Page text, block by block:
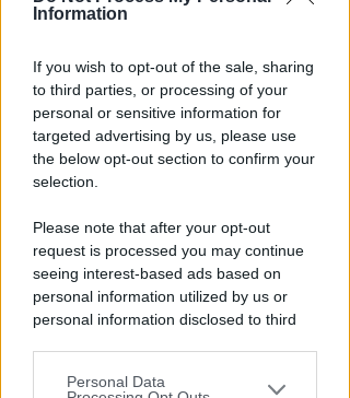
Information
If you wish to opt-out of the sale, sharing
to third parties, or processing of your
personal or sensitive information for
targeted advertising by us, please use
the below opt-out section to confirm your
selection.
Please note that after your opt-out
request is processed you may continue
seeing interest-based ads based on
personal information utilized by us or
personal information disclosed to third
You may separately opt-out of the further
Personal Data
Ballo abusivo e feste a
Chiude per 7 giorni il Mojito
Redazione
INDAGANO I CARABINIERI
Furto del Tabernacolo a San